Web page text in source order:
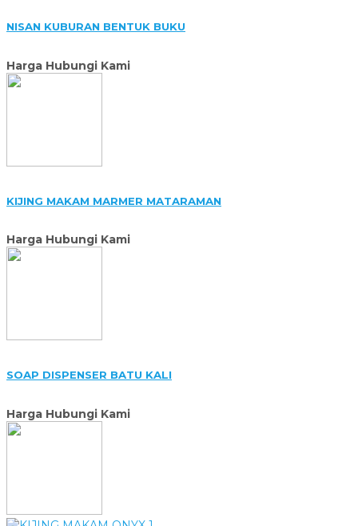
NISAN KUBURAN BENTUK BUKU
Harga Hubungi Kami
KIJING MAKAM MARMER MATARAMAN
Harga Hubungi Kami
SOAP DISPENSER BATU KALI
Harga Hubungi Kami